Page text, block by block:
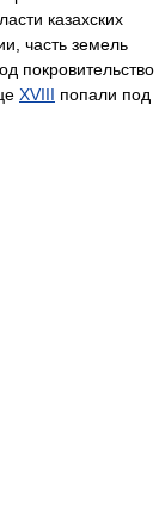
казахских
часть земель
покровительство
XVIII попали под